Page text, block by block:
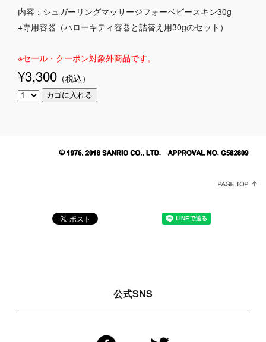
内容：シュガーリングマッサージフォーベビースキン30g
+専用容器（ハローキティ容器と詰替え用30gのセット）
※セール・クーポン対象外商品です。
¥3,300 （税込）
公式SNS